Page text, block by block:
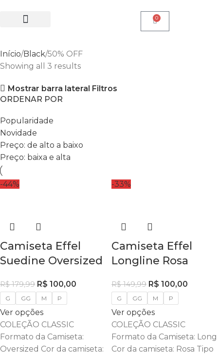
0
Início Black 50% OFF
Showing all 3 results
Mostrar barra lateral Filtros
ORDENAR POR
Popularidade
Novidade
Preço: de alto a baixo
Preço: baixa e alta
-44%
Camiseta Effel
Suedine Oversized
R$179,99 R$ 100,00
G GG M P
Ver opções
COLEÇÃO CLASSIC
Formato da Camiseta:
Oversized Cor da camiseta:
-33%
Camiseta Effel
Longline Rosa
R$149,99 R$ 100,00
G GG M P
Ver opções
COLEÇÃO CLASSIC
Formato da Camiseta: Long
Cor da camiseta: Rosa Tipo